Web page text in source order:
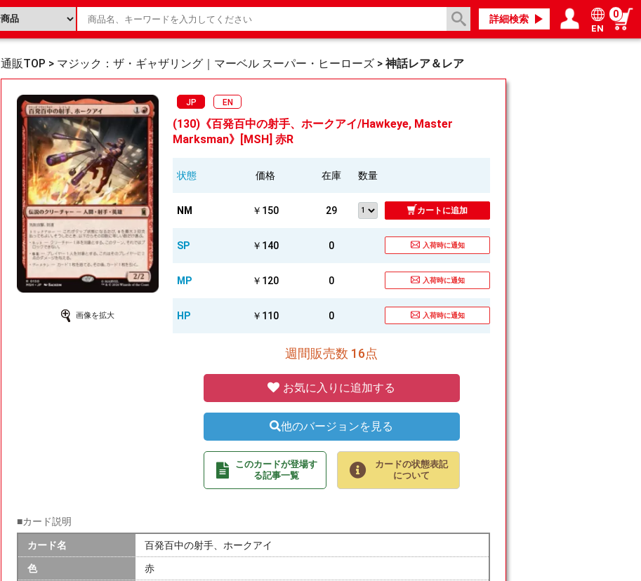
詳細検索
EN
0
通販TOP > マジック：ザ・ギャザリング｜マーベル スーパー・ヒーローズ > 神話レア＆レア
画像を拡大
JP EN
(130)《百発百中の射手、ホークアイ/Hawkeye, Master
Marksman》[MSH] 赤R
状態 価格 在庫 数量
NM ￥150 29 カートに追加
SP ￥140 0 入荷時に通知
MP ￥120 0 入荷時に通知
HP ￥110 0 入荷時に通知
週間販売数 16点
お気に入りに追加する
他のバージョンを見る
このカードが登場す
る記事一覧
カードの状態表記
について
■カード説明
カード名 百発百中の射手、ホークアイ
色 赤